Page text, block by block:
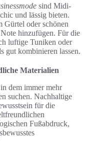
sind Midi-
und lässig bieten.
Gürtel oder schönen
hinzufügen. Für die
luftige Tuniken oder
gut kombinieren lassen.
Materialien
dem immer mehr
suchen. Nachhaltige
für die
Fußabdruck,